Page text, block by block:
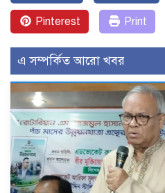
Pinterest Print
এ সম্পর্কিত আরো খবর